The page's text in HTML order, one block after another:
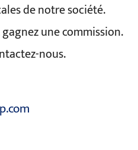
de notre société.
une commission.
nous.